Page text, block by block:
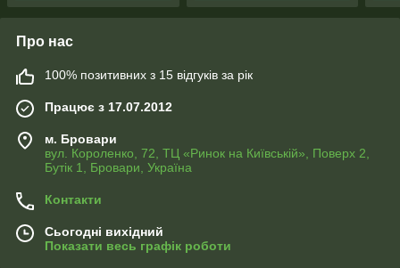
Про нас
100% позитивних з 15 відгуків за рік
Працює з 17.07.2012
м. Бровари
вул. Короленко, 72, ТЦ «Ринок на Київській», Поверх 2,
Бутік 1, Бровари, Україна
Контакти
Сьогодні вихідний
Показати весь графік роботи